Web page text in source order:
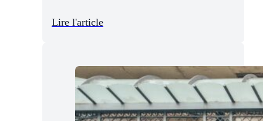
Lire l'article